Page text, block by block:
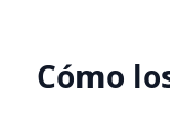
Cómo